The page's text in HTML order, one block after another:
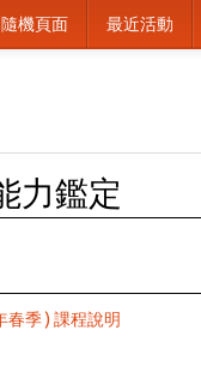
隨機頁面 最近活動
力鑑定
季 ) 課程說明